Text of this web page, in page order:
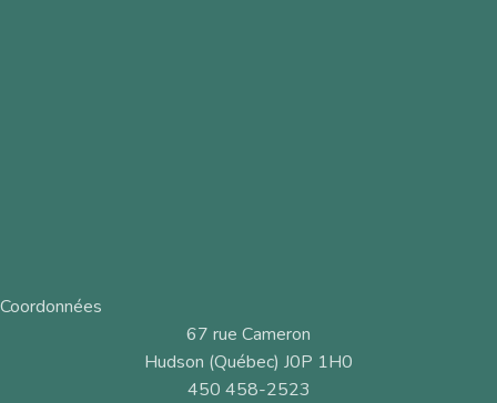
Coordonnées
67 rue Cameron
Hudson (Québec) J0P 1H0
450 458-2523